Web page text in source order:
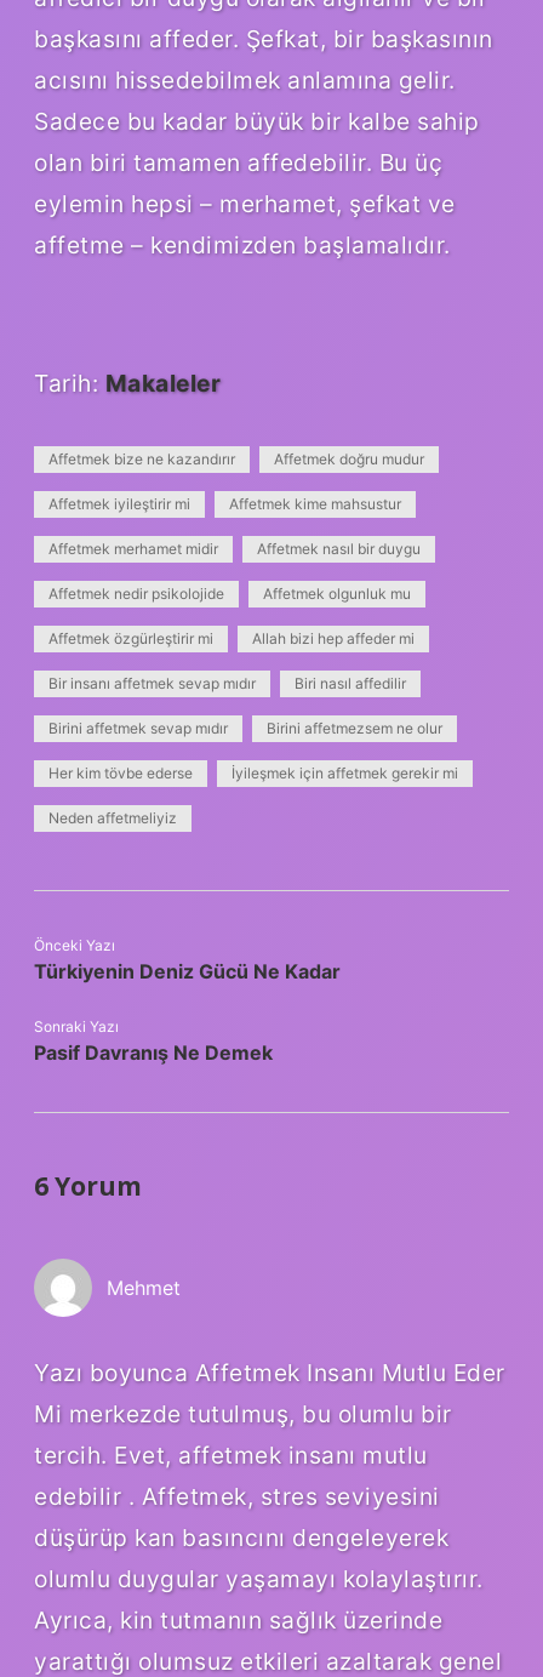
başkasını affeder. Şefkat, bir başkasının
acısını hissedebilmek anlamına gelir.
Sadece bu kadar büyük bir kalbe sahip
olan biri tamamen affedebilir. Bu üç
eylemin hepsi – merhamet, şefkat ve
affetme – kendimizden başlamalıdır.
Tarih: Makaleler
Affetmek bize ne kazandırır Affetmek doğru mudur
Affetmek iyileştirir mi Affetmek kime mahsustur
Affetmek merhamet midir Affetmek nasıl bir duygu
Affetmek nedir psikolojide Affetmek olgunluk mu
Affetmek özgürleştirir mi Allah bizi hep affeder mi
Bir insanı affetmek sevap mıdır Biri nasıl affedilir
Birini affetmek sevap mıdır Birini affetmezsem ne olur
Her kim tövbe ederse İyileşmek için affetmek gerekir mi
Neden affetmeliyiz
Önceki Yazı
Türkiyenin Deniz Gücü Ne Kadar
Sonraki Yazı
Pasif Davranış Ne Demek
6 Yorum
Mehmet
Yazı boyunca Affetmek Insanı Mutlu Eder
Mi merkezde tutulmuş, bu olumlu bir
tercih. Evet, affetmek insanı mutlu
edebilir . Affetmek, stres seviyesini
düşürüp kan basıncını dengeleyerek
olumlu duygular yaşamayı kolaylaştırır.
Ayrıca, kin tutmanın sağlık üzerinde
yarattığı olumsuz etkileri azaltarak genel